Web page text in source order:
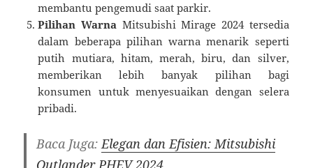
membantu pengemudi saat parkir.
Pilihan Warna Mitsubishi Mirage 2024 tersedia
dalam beberapa pilihan warna menarik seperti
putih mutiara, hitam, merah, biru, dan silver,
memberikan lebih banyak pilihan bagi
konsumen untuk menyesuaikan dengan selera
pribadi.
Baca Juga:Elegan dan Efisien: Mitsubishi